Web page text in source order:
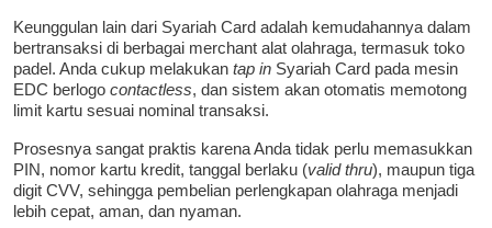
Keunggulan lain dari Syariah Card adalah kemudahannya dalam
bertransaksi di berbagai merchant alat olahraga, termasuk toko
padel. Anda cukup melakukan tap in Syariah Card pada mesin
EDC berlogo contactless, dan sistem akan otomatis memotong
limit kartu sesuai nominal transaksi.
Prosesnya sangat praktis karena Anda tidak perlu memasukkan
PIN, nomor kartu kredit, tanggal berlaku (valid thru), maupun tiga
digit CVV, sehingga pembelian perlengkapan olahraga menjadi
lebih cepat, aman, dan nyaman.